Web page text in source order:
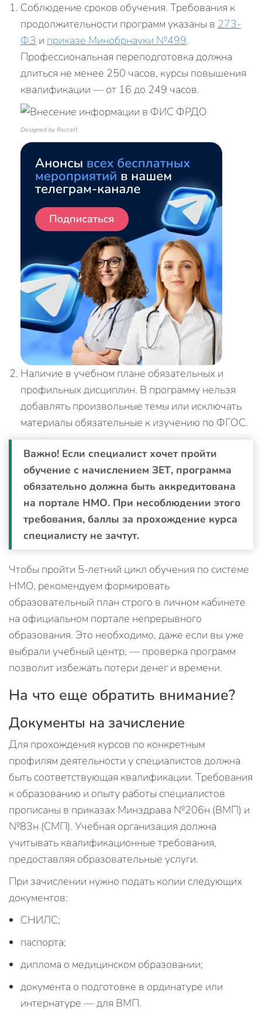
Соблюдение сроков обучения. Требования к
продолжительности программ указаны в 273-
ФЗ и приказе Минобрнауки №499.
Профессиональная переподготовка должна
длиться не менее 250 часов, курсы повышения
квалификации — от 16 до 249 часов.
Designed by Recraft
Наличие в учебном плане обязательных и
профильных дисциплин. В программу нельзя
добавлять произвольные темы или исключать
материалы обязательные к изучению по ФГОС.
Важно! Если специалист хочет пройти
обучение с начислением ЗЕТ, программа
обязательно должна быть аккредитована
на портале НМО. При несоблюдении этого
требования, баллы за прохождение курса
специалисту не зачтут.
Чтобы пройти 5-летний цикл обучения по системе
НМО, рекомендуем формировать
образовательный план строго в личном кабинете
на официальном портале непрерывного
образования. Это необходимо, даже если вы уже
выбрали учебный центр, — проверка программ
позволит избежать потери денег и времени.
На что еще обратить внимание?
Документы на зачисление
Для прохождения курсов по конкретным
профилям деятельности у специалистов должна
быть соответствующая квалификации. Требования
к образованию и опыту работы специалистов
прописаны в приказах Минздрава №206н (ВМП) и
№83н (СМП). Учебная организация должна
учитывать квалификационные требования,
предоставляя образовательные услуги.
При зачислении нужно подать копии следующих
документов:
СНИЛС;
паспорта;
диплома о медицинском образовании;
документа о подготовке в ординатуре или
интернатуре — для ВМП.